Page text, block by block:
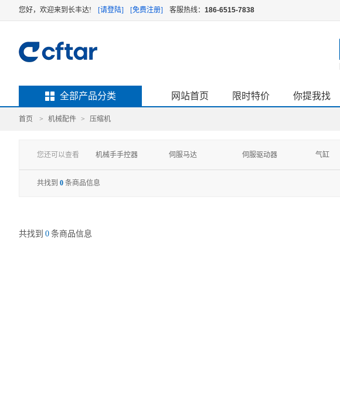
您好，欢迎来到长丰达! [请登陆] [免费注册] 客服热线： 186-6515-7838
全部产品分类 网站首页 限时特价 你提我找
首页 > 机械配件 > 压缩机
您还可以查看 机械手手控器 伺服马达 伺服驱动器 气缸
发热管 铁氟龙管 粉碎机刀具 风机
共找到 0 条商品信息
共找到 0 条商品信息